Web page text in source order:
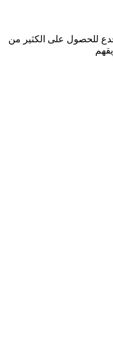
للحصول على الكثير من